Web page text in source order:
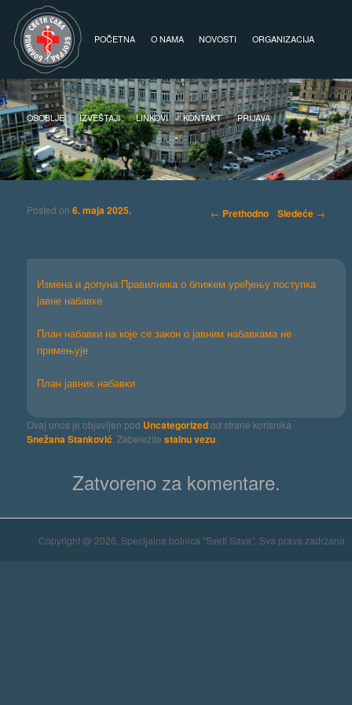
Glavni izbornik
Skoči na primarni sadržaj
Skoči na sekundarni sadržaj
POČETNA O NAMA NOVOSTI ORGANIZACIJA
OSOBLJE IZVEŠTAJI LINKOVI KONTAKT PRIJAVA
Kretanje članaka
← Prethodno Sledeće →
Posted on6. maja 2025.
Измена и допуна Правилника о ближем уређењу поступка
јавне набавке
План набавки на које се закон о јавним набавкама не
примењује
План јавних набавки
Ovaj unos je objavljen pod Uncategorizedod strane korisnika
Snežana Stanković . Zabeležitestalnu vezu
Zatvoreno za komentare.
Copyright @ 2026. Specijalna bolnica "Sveti Sava". Sva prava zadržana.